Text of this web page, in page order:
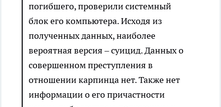
погибшего, проверили системный
блок его компьютера. Исходя из
полученных данных, наиболее
вероятная версия – суицид. Данных о
совершенном преступления в
отношении карпинца нет. Также нет
информации о его причастности